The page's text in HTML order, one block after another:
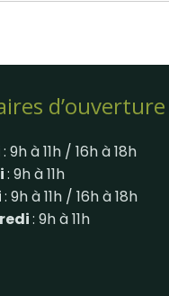
d’ouverture
: 9h à 11h / 16h à 18h
: 9h à 11h
: 9h à 11h / 16h à 18h
: 9h à 11h